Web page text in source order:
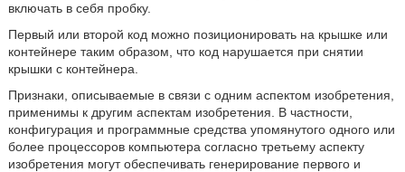
включать в себя пробку.
Первый или второй код можно позиционировать на крышке или
контейнере таким образом, что код нарушается при снятии
крышки с контейнера.
Признаки, описываемые в связи с одним аспектом изобретения,
применимы к другим аспектам изобретения. В частности,
конфигурация и программные средства упомянутого одного или
более процессоров компьютера согласно третьему аспекту
изобретения могут обеспечивать генерирование первого и